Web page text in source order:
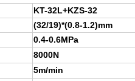
KT-32L+KZS-32
(32/19)*(0.8-1.2)mm
0.4-0.6MPa
8000N
5m/min